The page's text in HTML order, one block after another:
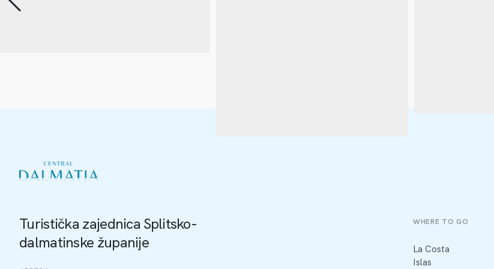
Turistička zajednica Splitsko-
dalmatinske županije
WHERE TO GO
La Costa
Islas